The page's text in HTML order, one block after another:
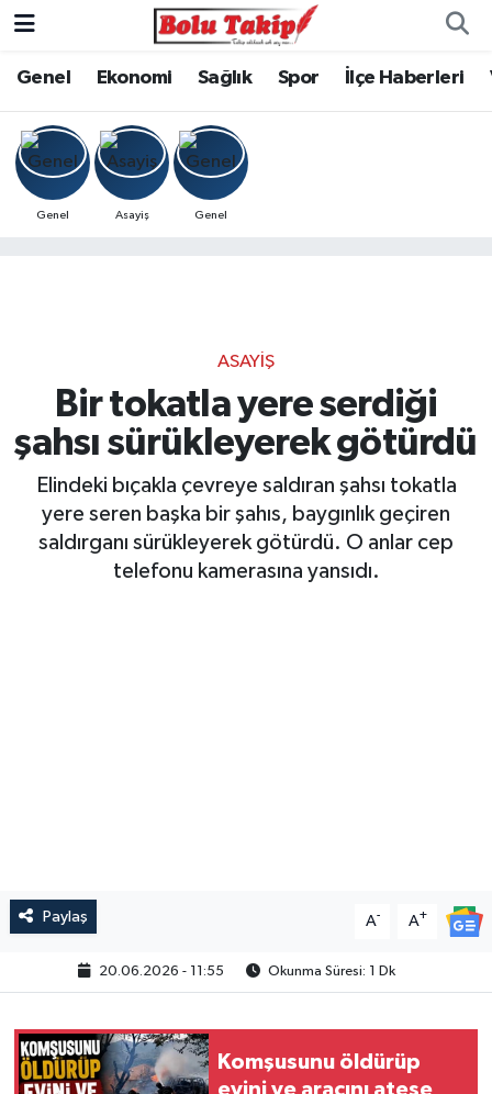
Genel Ekonomi Sağlık Spor İlçe Haberleri
Genel Asayiş Genel
ASAYIŞ
Bir tokatla yere serdiği
şahsı sürükleyerek götürdü
Elindeki bıçakla çevreye saldıran şahsı tokatla
yere seren başka bir şahıs, baygınlık geçiren
saldırganı sürükleyerek götürdü. O anlar cep
telefonu kamerasına yansıdı.
Paylaş A- A+
20.06.2026 - 11:55 Okunma Süresi: 1 Dk
Komşusunu öldürüp